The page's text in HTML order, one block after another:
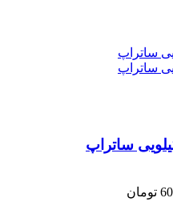
ساتراپ